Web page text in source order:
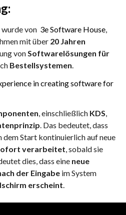
wurde von 3e Software House
mit über 20 Jahren
von Softwarelösungen für
Bestellsystemen
in creating software for
, einschließlich KDS
. Das bedeutet, dass
dem Start kontinuierlich auf neue
verarbeitet , sobald sie
dies, dass eine neue
der Eingabe im System
erscheint